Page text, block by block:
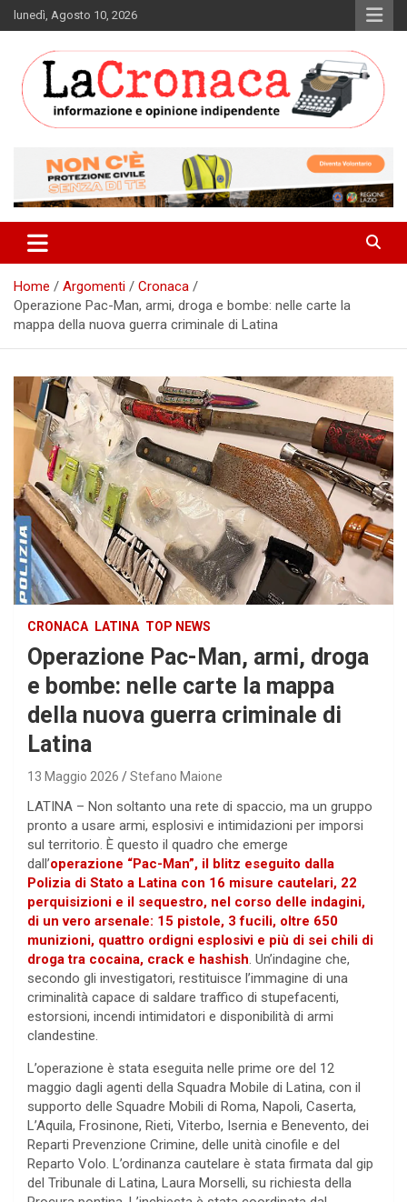
Skip
to
lunedì, Agosto 10, 2026
La Cronaca Quotidiano
Home Argomenti
Cronaca
Operazione Pac-Man, armi, droga e bombe: nelle carte la
mappa della nuova guerra criminale di Latina
CRONACA LATINA TOP NEWS
Operazione Pac-Man, armi, droga
e bombe: nelle carte la mappa
della nuova guerra criminale di
Latina
13 Maggio 2026 Stefano Maione
LATINA – Non soltanto una rete di spaccio, ma un gruppo
pronto a usare armi, esplosivi e intimidazioni per imporsi
sul territorio. È questo il quadro che emerge
dall’operazione “Pac-Man”, il blitz eseguito dalla
Polizia di Stato a Latina con 16 misure cautelari, 22
perquisizioni e il sequestro, nel corso delle indagini,
di un vero arsenale: 15 pistole, 3 fucili, oltre 650
munizioni, quattro ordigni esplosivi e più di sei chili di
droga tra cocaina, crack e hashish. Un’indagine che,
secondo gli investigatori, restituisce l’immagine di una
criminalità capace di saldare traffico di stupefacenti,
estorsioni, incendi intimidatori e disponibilità di armi
clandestine.
L’operazione è stata eseguita nelle prime ore del 12
maggio dagli agenti della Squadra Mobile di Latina, con il
supporto delle Squadre Mobili di Roma, Napoli, Caserta,
L’Aquila, Frosinone, Rieti, Viterbo, Isernia e Benevento, dei
Reparti Prevenzione Crimine, delle unità cinofile e del
Reparto Volo. L’ordinanza cautelare è stata firmata dal gip
del Tribunale di Latina, Laura Morselli, su richiesta della